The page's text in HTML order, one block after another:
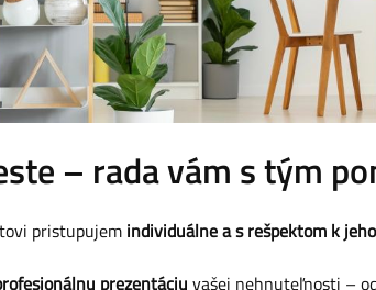
– rada vám s tým
pristupujem individuálne a s rešpektom k
prezentáciu vašej nehnuteľnosti –